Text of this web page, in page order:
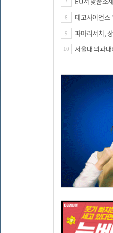
8
9
10